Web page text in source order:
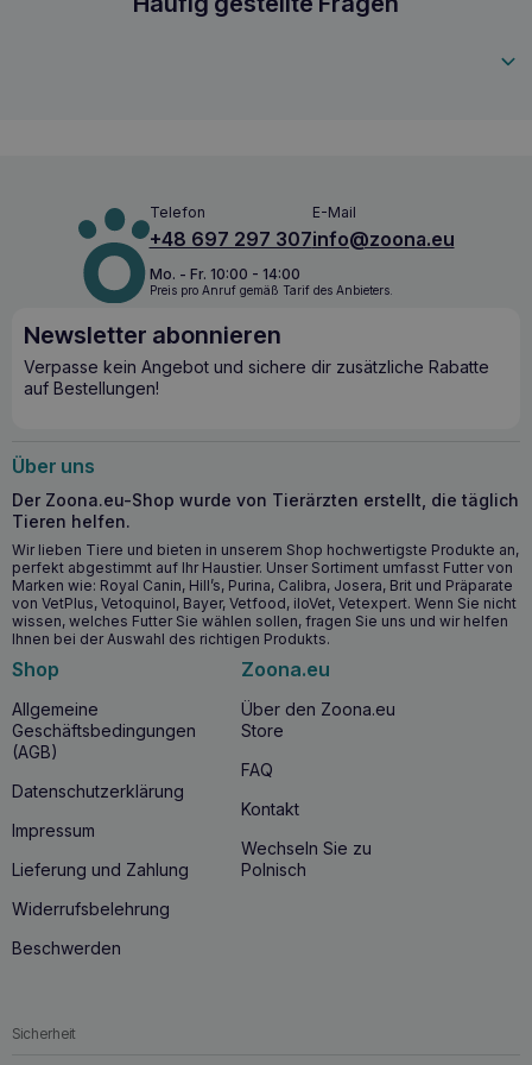
MSM und Boswellia serrata unterstützt der Leckerbissen
Chondroitinsulfat trägt das Leckerli dazu bei, die
Beweglichkeit und Gesundheit der Gelenkknorpel zu
erhalten, was Ihrem Hund Komfort und
Bewegungsfreiheit bietet.
Wann ist es ratsam, CALIBRA VD Dog Snack
Mobility Support zu verwenden?
CALIBRA VD Dog Snack Mobility Supportwird für Hunde
empfohlen, die Unterstützung bei der Erhaltung gesunder
benötigen, sowie für Hunde, die sich in der
Erholungsphase nach einer Gelenkoperation befinden. Es
besondere Pflege benötigen. Das Produkt ist für Hunde
jeden Alters mit Gelenkproblemen geeignet.
Warum CALIBRA VD Dog Snack Mobility
CALIBRA VD Dog Snack Mobility Support
Kombination aus Geschmack und Gesundheit für Ihr
Haustier. Mit einer einzigartigen Formel, die Zutaten zur
Unterstützung der Gelenkgesundheit enthält, und einer
sorgfältig ausgewählten Rezeptur ist dieser Snack die
sein, dass Sie Ihrem Hund ein hochwertiges Produkt
Telefon
+48 697 297 307
E-Mail
info@zoona.eu
Mo. - Fr. 10:00 - 14:00
Preis pro Anruf gemäß Tarif des Anbieters.
Newsletter abonnieren
Verpasse kein Angebot und sichere dir zusätzliche Rabatte
auf Bestellungen!
Über uns
Der Zoona.eu-Shop wurde von Tierärzten erstellt, die täglich
Tieren helfen.
Wir lieben Tiere und bieten in unserem Shop hochwertigste Produkte an,
perfekt abgestimmt auf Ihr Haustier. Unser Sortiment umfasst Futter von
Marken wie: Royal Canin, Hill’s, Purina, Calibra, Josera, Brit und Präparate
von VetPlus, Vetoquinol, Bayer, Vetfood, iloVet, Vetexpert. Wenn Sie nicht
wissen, welches Futter Sie wählen sollen, fragen Sie uns und wir helfen
Ihnen bei der Auswahl des richtigen Produkts.
Shop
Allgemeine
Geschäftsbedingungen
(AGB)
Datenschutzerklärung
Impressum
Lieferung und Zahlung
Widerrufsbelehrung
Beschwerden
Zoona.eu
Über den Zoona.eu
Store
FAQ
Kontakt
Wechseln Sie zu
Polnisch
Sicherheit